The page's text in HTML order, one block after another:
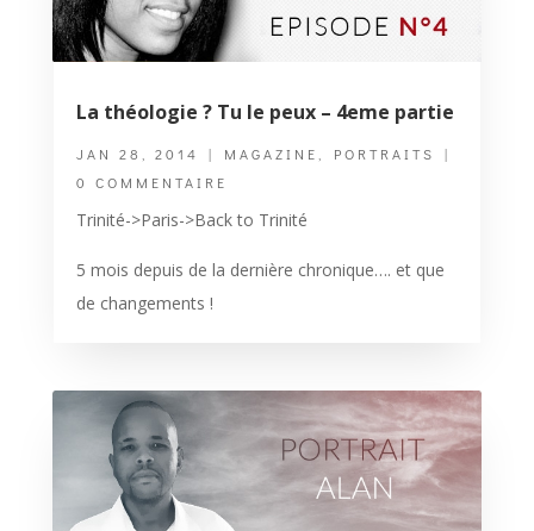
La théologie ? Tu le peux – 4eme partie
JAN 28, 2014 | MAGAZINE PORTRAITS
|
0 COMMENTAIRE
Trinité->Paris->Back to Trinité
5 mois depuis de la dernière chronique…. et que
de changements !